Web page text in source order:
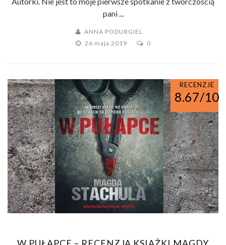
pani ...
ANNA PODURGIEL
26 maja 2019
0
RECENZJE
8.67/10